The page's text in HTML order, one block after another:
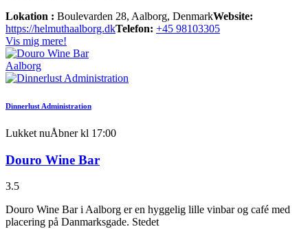
Lokation : Boulevarden 28, Aalborg, DenmarkWebsite:
https://helmuthaalborg.dkTelefon: +45 98103305
Vis mig mere!
Aalborg
Dinnerlust Administration
Lukket nuÅbner kl 17:00
Douro Wine Bar
3.5
Douro Wine Bar i Aalborg er en hyggelig lille vinbar og café med
placering på Danmarksgade. Stedet